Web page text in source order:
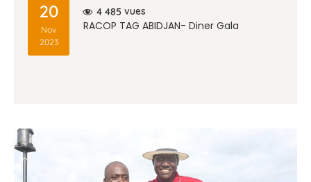
4 485 vues
20
Nov
2023
RACOP TAG ABIDJAN- Diner Gala